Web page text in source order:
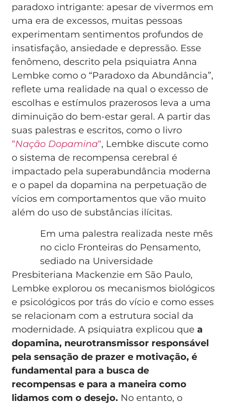
paradoxo intrigante: apesar de vivermos em
uma era de excessos, muitas pessoas
experimentam sentimentos profundos de
insatisfação, ansiedade e depressão. Esse
fenômeno, descrito pela psiquiatra Anna
Lembke como o “Paradoxo da Abundância”,
reflete uma realidade na qual o excesso de
escolhas e estímulos prazerosos leva a uma
diminuição do bem-estar geral. A partir das
suas palestras e escritos, como o livro
“Nação Dopamina“, Lembke discute como
o sistema de recompensa cerebral é
impactado pela superabundância moderna
e o papel da dopamina na perpetuação de
vícios em comportamentos que vão muito
além do uso de substâncias ilícitas.
Em uma palestra realizada neste mês
no ciclo Fronteiras do Pensamento,
sediado na Universidade
Presbiteriana Mackenzie em São Paulo,
Lembke explorou os mecanismos biológicos
e psicológicos por trás do vício e como esses
se relacionam com a estrutura social da
modernidade. A psiquiatra explicou quea
dopamina, neurotransmissor responsável
pela sensação de prazer e motivação, é
fundamental para a busca de
recompensas e para a maneira como
lidamos com o desejo. No entanto, o